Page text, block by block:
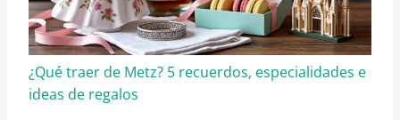
¿Qué traer de Metz? 5 recuerdos, especialidades e
ideas de regalos